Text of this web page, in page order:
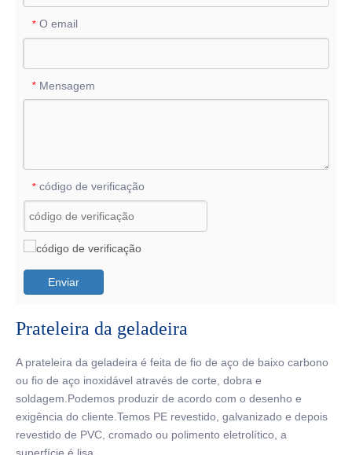
* O email
* Mensagem
* código de verificação
Enviar
Prateleira da geladeira
A prateleira da geladeira é feita de fio de aço de baixo carbono
ou fio de aço inoxidável através de corte, dobra e
soldagem.Podemos produzir de acordo com o desenho e
exigência do cliente.Temos PE revestido, galvanizado e depois
revestido de PVC, cromado ou polimento eletrolítico, a